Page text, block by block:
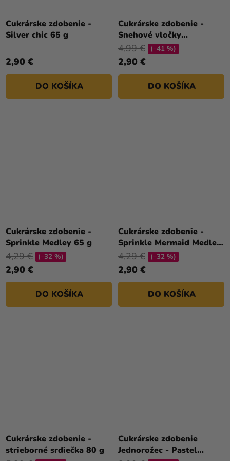
Cukrárske zdobenie -
Silver chic 65 g
2,90 €
DO KOŠÍKA
Cukrárske zdobenie -
Snehové vločky
bielo/modré
2,90 €
4,99 € (–41 %)
DO KOŠÍKA
Cukrárske zdobenie -
Sprinkle Medley 65 g
2,90 €
4,29 € (–32 %)
DO KOŠÍKA
Cukrárske zdobenie -
Sprinkle Mermaid Medley
50g
2,90 €
4,29 € (–32 %)
DO KOŠÍKA
Cukrárske zdobenie -
strieborné srdiečka 80 g
Cukrárske zdobenie
Jednorožec - Pastel